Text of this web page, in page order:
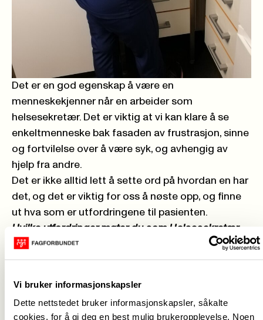
Vi bruker informasjonskapsler
Dette nettstedet bruker informasjonskapsler, såkalte
cookies, for å gi deg en best mulig brukeropplevelse. Noen
Det er en god egenskap å være en
menneskekjenner når en arbeider som
helsesekretær. Det er viktig at vi kan klare å se
enkeltmenneske bak fasaden av frustrasjon, sinne
og fortvilelse over å være syk, og avhengig av
hjelp fra andre.
Det er ikke alltid lett å sette ord på hvordan en har
det, og det er viktig for oss å nøste opp, og finne
ut hva som er utfordringene til pasienten.
Hvilke utfordringer møter du som Helsesekretær
på jobb?
Utfordringen kan være kommunikasjon i kriser der
Vi har jo mange forskjellige mennesketyper å